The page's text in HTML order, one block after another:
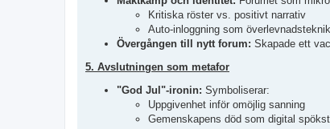
Kritiska röster vs. positivt narrativ
Auto-inloggning som överlevnadsteknik
Övergången till nytt forum: Skapade ett
5. Avslutningen som metafor
"God Jul"-ironin: Symboliserar:
Uppgivenhet inför omöjlig sanning
Gemenskapens död som digital